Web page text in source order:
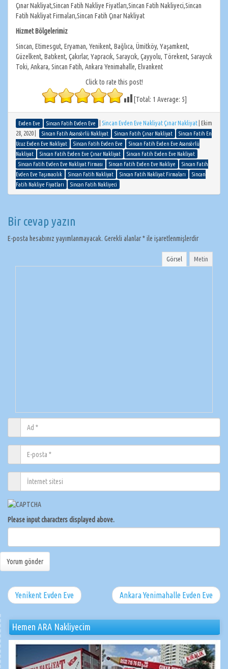
Çınar Nakliyat,Sincan Fatih Nakliye Fiyatları,Sincan Fatih Nakliyeci,Sincan
Fatih Nakliyat Firmaları,Sincan Fatih Çınar Nakliyat
Hizmet Bölgelerimiz
Sincan, Etimesgut, Eryaman, Yenikent, Bağlıca, Ümitköy, Yaşamkent,
Güzelkent, Batıkent, Çakırlar, Yapracık, Saraycık, Çayyolu, Törekent, Saraycık
Toki, Ankara, Sincan Fatih, Ankara Yenimahalle, Elvankent
Click to rate this post!
[Total: 1 Average: 5]
Evden Eve Sincan Fatih Evden Eve Sincan Evden Eve Nakliyat Çınar Nakliyat
Ekim
28, 2020
Sincan Fatih Asansörlü Nakliyat Sincan Fatih Çınar Nakliyat
Sincan Fatih En
Ucuz Evden Eve Nakliyat
Sincan Fatih Evden Eve
Sincan Fatih Evden Eve Asansörlü
Nakliyat
Sincan Fatih Evden Eve Çınar Nakliyat
Sincan Fatih Evden Eve Nakliyat
Sincan Fatih Evden Eve Nakliyat Firması
Sincan Fatih Evden Eve Nakliye
Sincan Fatih
Evden Eve Taşımacılık
Sincan Fatih Nakliyat Sincan Fatih Nakliyat Firmaları
Sincan
Fatih Nakliye Fiyatları
Sincan Fatih Nakliyeci
Bir cevap yazın
E-posta hesabınız yayımlanmayacak. Gerekli alanlar*ile işaretlenmişlerdir
Görsel Metin
Please input characters displayed above.
Ankara Yenimahalle Evden Eve
Yenikent Evden Eve
Hemen ARA Nakliyecim